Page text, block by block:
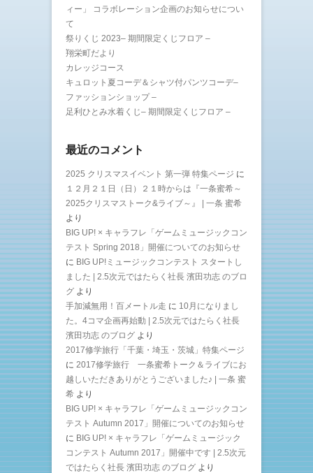
ィー」 コラボレーション企画のお知らせについ
て
祭りくじ 2023– 期間限定くじフロア –
翔栄町だより
カレッジコース
キュロット夏コーデ＆シャツ付パンツコーデ–
ファッションショップ –
足利ひとみ水着くじ– 期間限定くじフロア –
最近のコメント
2025 クリスマスイベント 第一弾 特集ページ に
１２月２１日（日）２１時からは『一条蜜希～
2025クリスマストーク&ライブ～』 | 一条 蜜希
より
BIG UP! × キャラフレ「ゲームミュージックコン
テスト Spring 2018」開催についてのお知らせ
に BIG UP!ミュージックコンテスト スタートし
ました | 2.5次元ではたらく社長 濱田功志 のブロ
グ より
手加減無用！百メートル走 に 10月になりまし
た。4コマ企画再始動 | 2.5次元ではたらく社長
濱田功志 のブログ より
2017修学旅行「千葉・埼玉・茨城」特集ページ
に 2017修学旅行 一条蜜希トーク＆ライブにお
越しいただきありがとうございました♪ | 一条 蜜
希 より
BIG UP! × キャラフレ「ゲームミュージックコン
テスト Autumn 2017」開催についてのお知らせ
に BIG UP! × キャラフレ「ゲームミュージック
コンテスト Autumn 2017」開催中です | 2.5次元
ではたらく社長 濱田功志 のブログ より